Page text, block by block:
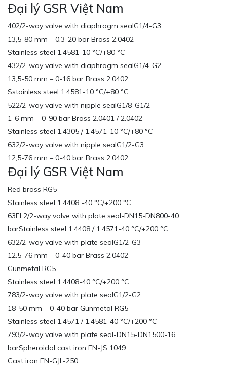
Đại lý GSR Việt Nam
402/2-way valve with diaphragm sealG1/4-G3
13,5-80 mm – 0.3-20 bar Brass 2.0402
Stainless steel 1.4581-10 °C/+80 °C
432/2-way valve with diaphragm sealG1/4-G2
13,5-50 mm – 0-16 bar Brass 2.0402
Sstainless steel 1.4581-10 °C/+80 °C
522/2-way valve with nipple sealG1/8-G1/2
1-6 mm – 0-90 bar Brass 2.0401 / 2.0402
Stainless steel 1.4305 / 1.4571-10 °C/+80 °C
632/2-way valve with nipple sealG1/2-G3
12,5-76 mm – 0-40 bar Brass 2.0402
Đại lý GSR Việt Nam
Red brass RG5
Stainless steel 1.4408 -40 °C/+200 °C
63FL2/2-way valve with plate seal-DN15-DN800-40
barStainless steel 1.4408 / 1.4571-40 °C/+200 °C
632/2-way valve with plate sealG1/2-G3
12.5-76 mm – 0-40 bar Brass 2.0402
Gunmetal RG5
Stainless steel 1.4408-40 °C/+200 °C
783/2-way valve with plate sealG1/2-G2
18-50 mm – 0-40 bar Gunmetal RG5
Stainless steel 1.4571 / 1.4581-40 °C/+200 °C
793/2-way valve with plate seal-DN15-DN1500-16
barSpheroidal cast iron EN-JS 1049
Cast iron EN-GJL-250